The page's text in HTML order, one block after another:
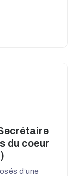
du coeur
d’une